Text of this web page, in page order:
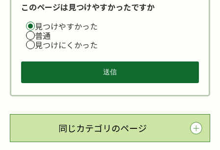
このページは見つけやすかったですか
見つけやすかった
普通
見つけにくかった
同じカテゴリのページ